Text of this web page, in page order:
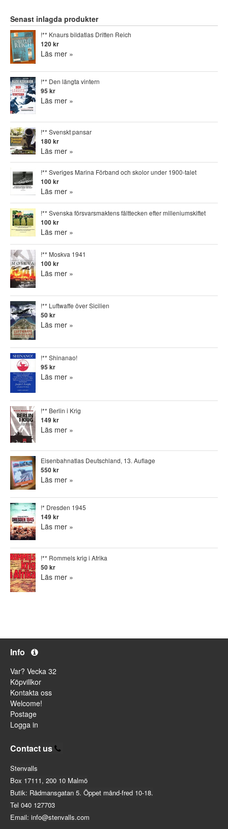
Senast inlagda produkter
!** Knaurs bildatlas Dritten Reich
120 kr
Läs mer »
!** Den längta vintern
95 kr
Läs mer »
!** Svenskt pansar
180 kr
Läs mer »
!** Sveriges Marina Förband och skolor under 1900-talet
100 kr
Läs mer »
!** Svenska försvarsmaktens fälttecken efter milleniumskiftet
100 kr
Läs mer »
!** Moskva 1941
100 kr
Läs mer »
!** Luftwaffe över Sicilien
50 kr
Läs mer »
!** Shinanao!
95 kr
Läs mer »
!** Berlin i Krig
149 kr
Läs mer »
Eisenbahnatlas Deutschland, 13. Auflage
550 kr
Läs mer »
!* Dresden 1945
149 kr
Läs mer »
!** Rommels krig i Afrika
50 kr
Läs mer »
Info
Var? Vecka 32
Köpvillkor
Kontakta oss
Welcome!
Postage
Logga in
Contact us
Stenvalls
Box 17111, 200 10 Malmö
Butik: Rådmansgatan 5. Öppet månd-fred 10-18.
Tel 040 127703
Email: info@stenvalls.com